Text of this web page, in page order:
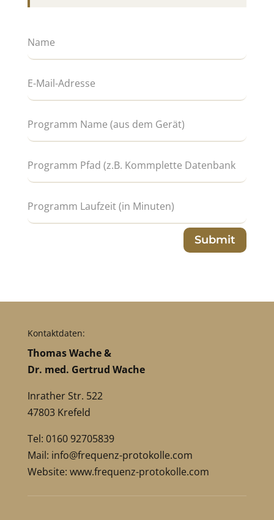
Submit
Kontaktdaten:
Thomas Wache &
Dr. med. Gertrud Wache
Inrather Str. 522
47803 Krefeld
Tel: 0160 92705839
Mail: info@frequenz-protokolle.com
Website: www.frequenz-protokolle.com